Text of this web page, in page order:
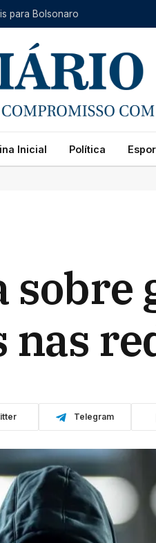
para Bolsonaro
Inicial Política
sobre
Telegram